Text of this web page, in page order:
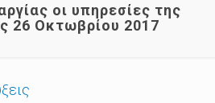
οι υπηρεσίες της
26 Οκτωβρίου 2017